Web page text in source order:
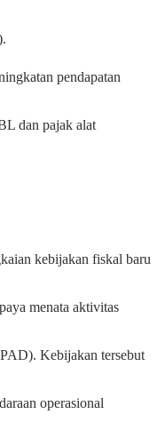
pendapatan
dan pajak alat
kebijakan fiskal baru
menata aktivitas
Kebijakan tersebut
operasional